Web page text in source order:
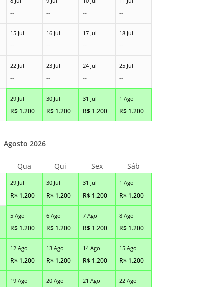
-- -- -- --
15 Jul
--
16 Jul
--
17 Jul
--
18 Jul
--
22 Jul
--
23 Jul
--
24 Jul
--
25 Jul
--
29 Jul
R$ 1.200
30 Jul
R$ 1.200
31 Jul
R$ 1.200
1 Ago
R$ 1.200
29 Jul
R$ 1.200
30 Jul
R$ 1.200
31 Jul
R$ 1.200
1 Ago
R$ 1.200
5 Ago
R$ 1.200
6 Ago
R$ 1.200
7 Ago
R$ 1.200
8 Ago
R$ 1.200
12 Ago
R$ 1.200
13 Ago
R$ 1.200
14 Ago
R$ 1.200
15 Ago
R$ 1.200
19 Ago 20 Ago 21 Ago 22 Ago
Agosto 2026
Qua Qui Sex Sáb